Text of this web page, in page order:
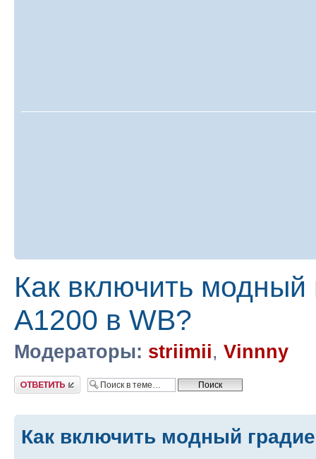
Как включить модный
A1200 в WB?
Модераторы: striimii, Vinnny
Ответить
Как включить модный